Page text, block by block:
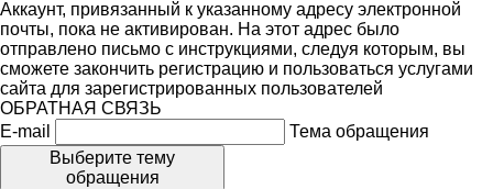
Аккаунт, привязанный к указанному адресу электронной
почты, пока не активирован. На этот адрес было
отправлено письмо с инструкциями, следуя которым, вы
сможете закончить регистрацию и пользоваться услугами
сайта для зарегистрированных пользователей
ОБРАТНАЯ СВЯЗЬ
E-mail
Тема обращения
Выберите тему
обращения